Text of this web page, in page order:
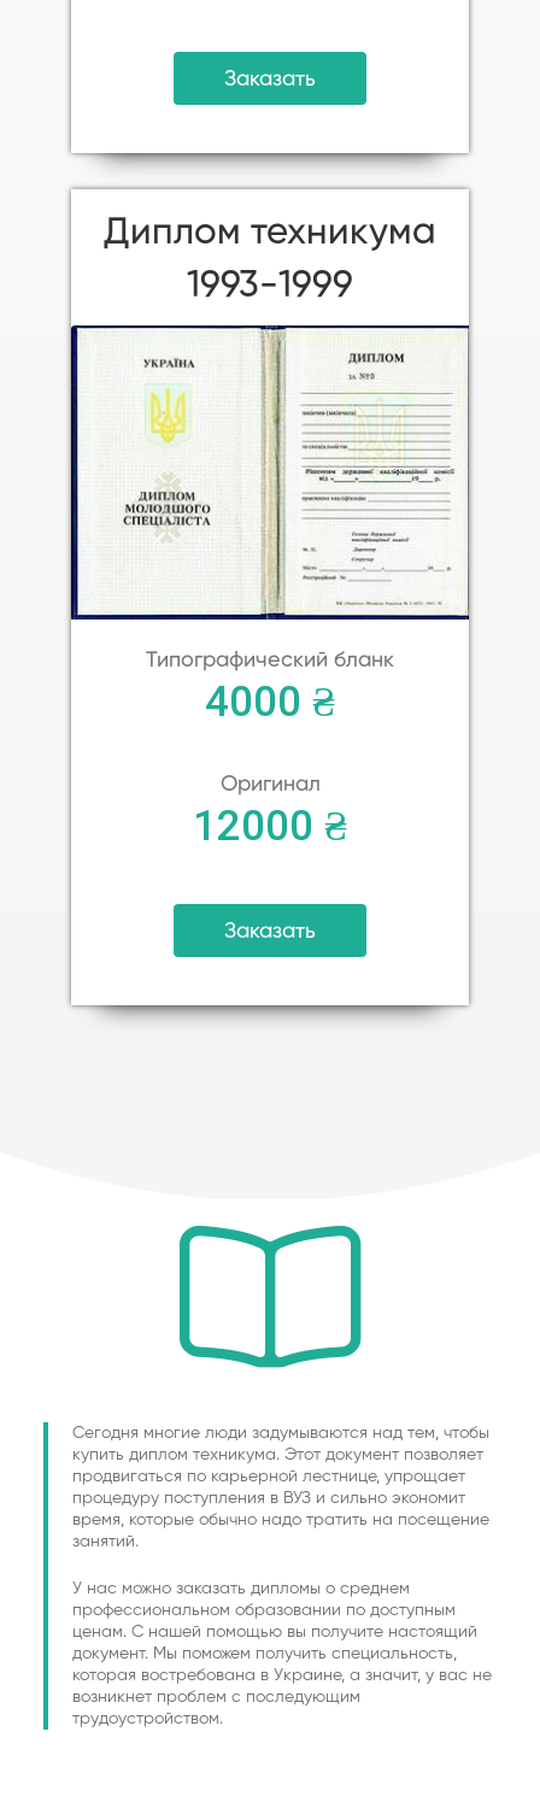
Заказать
Диплом техникума
1993-1999
Типографический бланк
4000 ₴
Оригинал
12000 ₴
Заказать
Сегодня многие люди задумываются над тем, чтобы
купить диплом техникума. Этот документ позволяет
продвигаться по карьерной лестнице, упрощает
процедуру поступления в ВУЗ и сильно экономит
время, которые обычно надо тратить на посещение
занятий.
У нас можно заказать дипломы о среднем
профессиональном образовании по доступным
ценам. С нашей помощью вы получите настоящий
документ. Мы поможем получить специальность,
которая востребована в Украине, а значит, у вас не
возникнет проблем с последующим
трудоустройством.